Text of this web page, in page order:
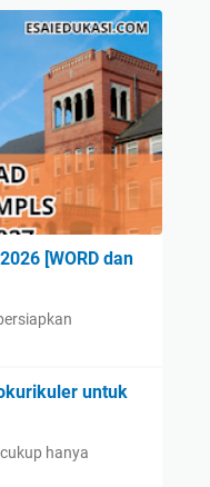
[WORD dan
untuk
hanya